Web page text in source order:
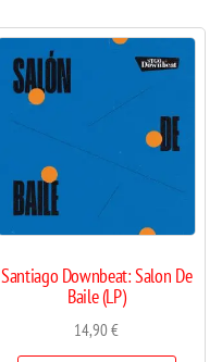
Santiago Downbeat: Salon De
Baile (LP)
14,90€